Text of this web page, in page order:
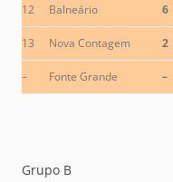
12 Balneário 6
13 Nova Contagem 2
– Fonte Grande –
Grupo B